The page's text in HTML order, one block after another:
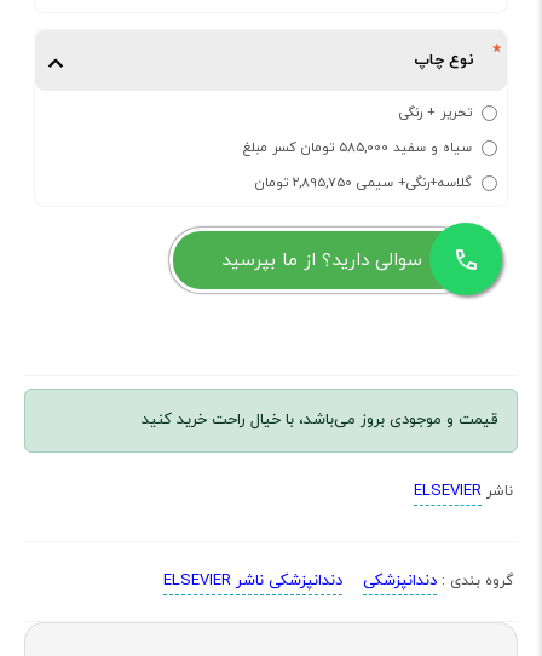
نوع چاپ
تحریر + رنگی
سیاه و سفید 585,000 تومان کسر مبلغ
گلاسه+رنگی+ سیمی 2,895,750 تومان
سوالی دارید؟ از ما بپرسید
قیمت و موجودی بروز می‌باشد، با خیال راحت خرید کنید
ناشر ELSEVIER
گروه بندی : دندانپزشکی دندانپزشکی ناشر ELSEVIER